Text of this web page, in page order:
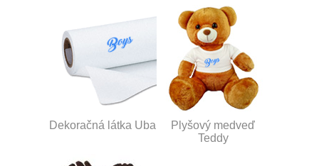
Dekoračná látka Uba
Plyšový medveď
Teddy